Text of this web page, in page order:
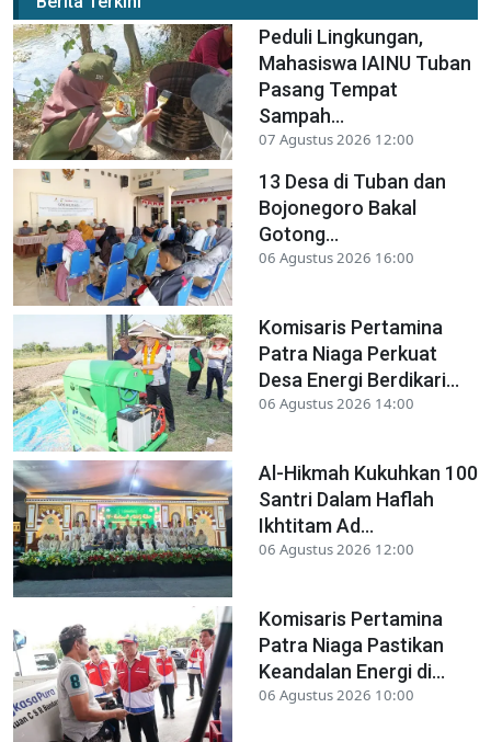
Peduli Lingkungan,
Mahasiswa IAINU Tuban
Pasang Tempat
Sampah...
07 Agustus 2026 12:00
13 Desa di Tuban dan
Bojonegoro Bakal
Gotong...
06 Agustus 2026 16:00
Komisaris Pertamina
Patra Niaga Perkuat
Desa Energi Berdikari...
06 Agustus 2026 14:00
Al-Hikmah Kukuhkan 100
Santri Dalam Haflah
Ikhtitam Ad...
06 Agustus 2026 12:00
Komisaris Pertamina
Patra Niaga Pastikan
Keandalan Energi di...
06 Agustus 2026 10:00